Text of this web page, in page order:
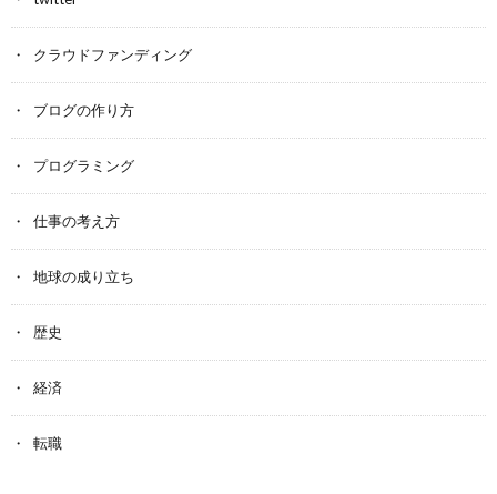
クラウドファンディング
ブログの作り方
プログラミング
仕事の考え方
地球の成り立ち
歴史
経済
転職